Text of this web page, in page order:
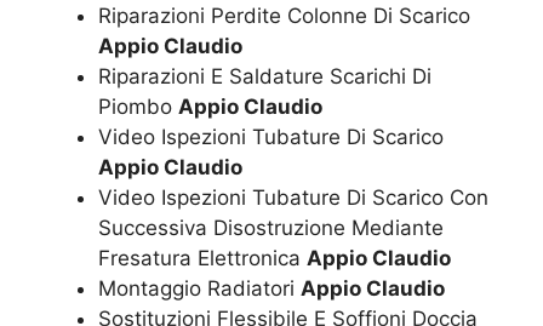
Riparazioni Perdite Colonne Di Scarico
Appio Claudio
Riparazioni E Saldature Scarichi Di
Piombo Appio Claudio
Video Ispezioni Tubature Di Scarico
Appio Claudio
Video Ispezioni Tubature Di Scarico Con
Successiva Disostruzione Mediante
Fresatura Elettronica Appio Claudio
Montaggio Radiatori Appio Claudio
Sostituzioni Flessibile E Soffioni Doccia